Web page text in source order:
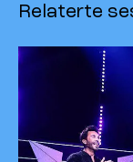
Relaterte